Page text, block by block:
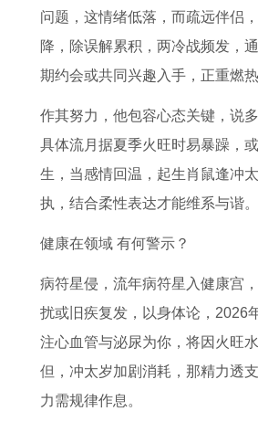
问题，这情绪低落，而疏远伴侣
降，除误解累积，两冷战频发，
期约会或共同兴趣入手，正重燃热
作其努力，他包容心态关键，说
具体流月据夏季火旺时易暴躁，
生，当感情回温，起生肖鼠逢冲
执，结合柔性表达才能维系与谐。
健康在领域 有何警示？
病符星侵，流年病符星入健康宫
扰或旧疾复发，以身体论，2026
注心血管与泌尿为你，将因火旺
但，冲太岁加剧消耗，那精力透
力需规律作息。